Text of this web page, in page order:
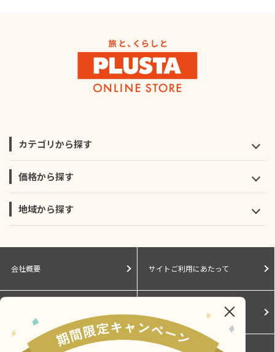
カテゴリから探す
価格から探す
地域から探す
会社概要 サイトご利用にあたって